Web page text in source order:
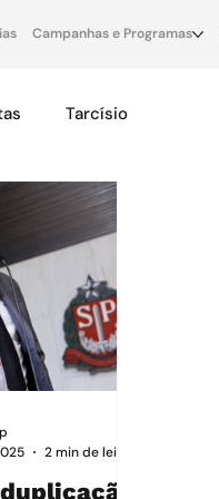
Campanhas e Programas
Tarcísio
2 min de leitura